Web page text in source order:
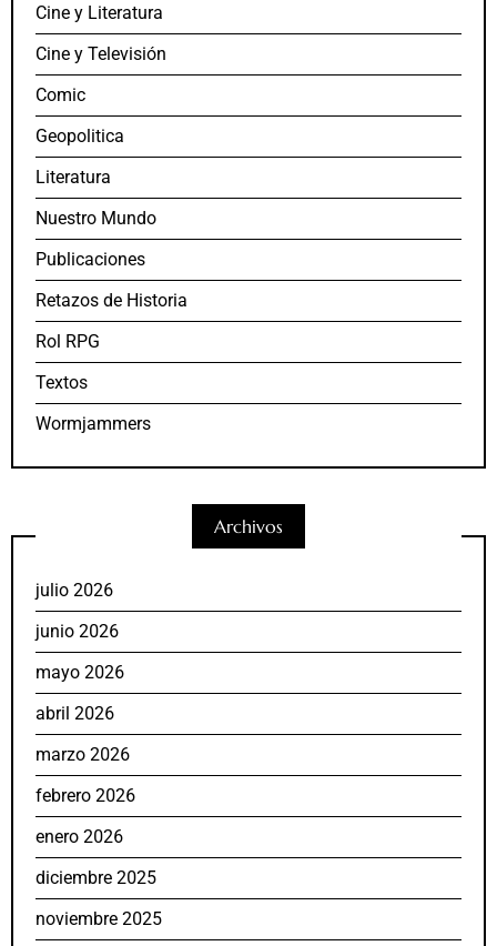
Cine y Literatura
Cine y Televisión
Comic
Geopolitica
Literatura
Nuestro Mundo
Publicaciones
Retazos de Historia
Rol RPG
Textos
Wormjammers
Archivos
julio 2026
junio 2026
mayo 2026
abril 2026
marzo 2026
febrero 2026
enero 2026
diciembre 2025
noviembre 2025